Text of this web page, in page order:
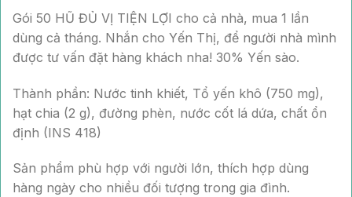
Gói 50 HŨ ĐỦ VỊ TIỆN LỢI cho cả nhà, mua 1 lần
dùng cả tháng. Nhắn cho Yến Thị, để người nhà mình
được tư vấn đặt hàng khách nha! 30% Yến sào.
Thành phần: Nước tinh khiết, Tổ yến khô (750 mg),
hạt chia (2 g), đường phèn, nước cốt lá dứa, chất ổn
định (INS 418)
Sản phẩm phù hợp với người lớn, thích hợp dùng
hàng ngày cho nhiều đối tượng trong gia đình.